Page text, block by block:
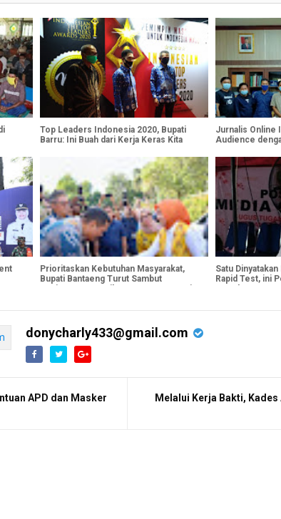
Top Leaders Indonesia 2020, Bupati
Barru: Ini Buah dari Kerja Keras Kita
Jurnalis Online
Audience
Prioritaskan Kebutuhan Masyarakat,
Bupati Bantaeng Turut Sambut
Satu
Rapid Test, ini
donycharly433@gmail.com
APD dan Masker
Melalui Kerja Bakti,